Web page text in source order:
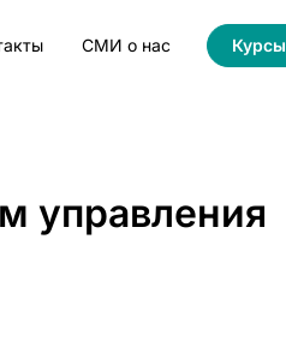
СМИ о нас Курсы
управления